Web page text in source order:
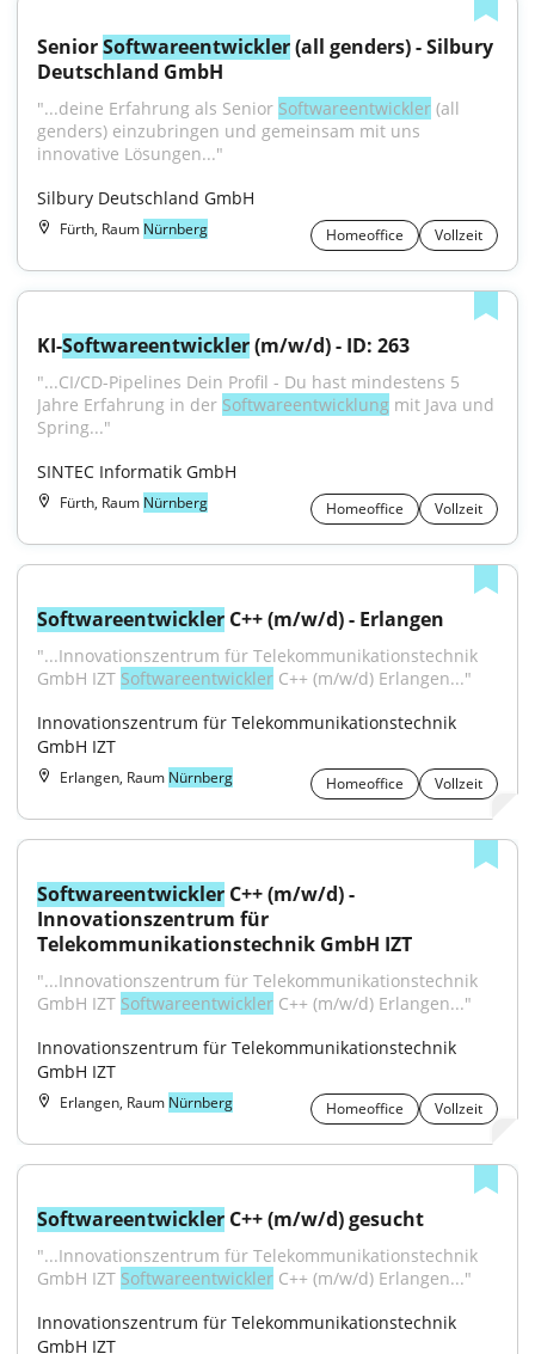
Senior Softwareentwickler (all genders) - Silbury
Deutschland GmbH
"...deine Erfahrung als Senior Softwareentwickler (all
genders) einzubringen und gemeinsam mit uns
innovative Lösungen..."
Silbury Deutschland GmbH
Fürth, Raum Nürnberg Homeoffice Vollzeit
KI-Softwareentwickler (m/w/d) - ID: 263
"...CI/CD-Pipelines Dein Profil - Du hast mindestens 5
Jahre Erfahrung in der Softwareentwicklung mit Java und
Spring..."
SINTEC Informatik GmbH
Fürth, Raum Nürnberg Homeoffice Vollzeit
Softwareentwickler C++ (m/w/d) - Erlangen
"...Innovationszentrum für Telekommunikationstechnik
GmbH IZT Softwareentwickler C++ (m/w/d) Erlangen..."
Innovationszentrum für Telekommunikationstechnik
GmbH IZT
Erlangen, Raum Nürnberg Homeoffice Vollzeit
Softwareentwickler C++ (m/w/d) -
Innovationszentrum für
Telekommunikationstechnik GmbH IZT
"...Innovationszentrum für Telekommunikationstechnik
GmbH IZT Softwareentwickler C++ (m/w/d) Erlangen..."
Innovationszentrum für Telekommunikationstechnik
GmbH IZT
Erlangen, Raum Nürnberg Homeoffice Vollzeit
Softwareentwickler C++ (m/w/d) gesucht
"...Innovationszentrum für Telekommunikationstechnik
GmbH IZT Softwareentwickler C++ (m/w/d) Erlangen..."
Innovationszentrum für Telekommunikationstechnik
GmbH IZT